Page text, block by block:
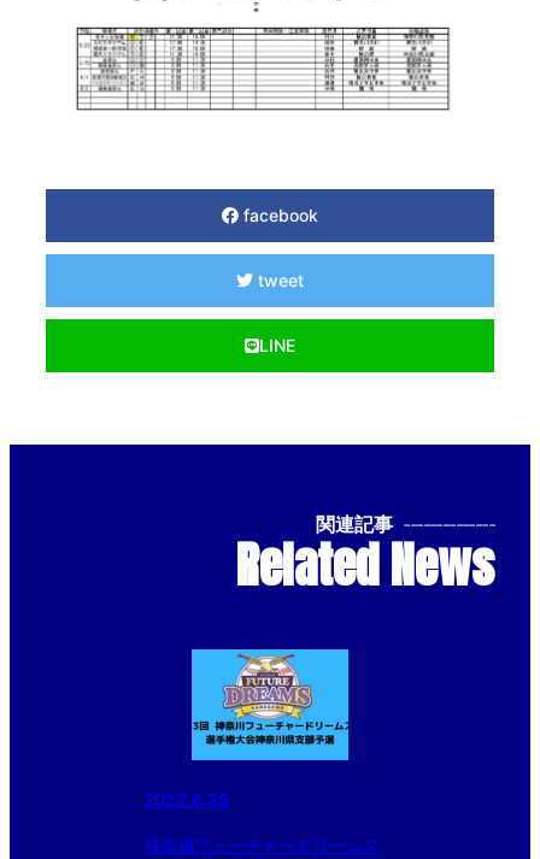
facebook
tweet
LINE
関連記事 --------------
Related News
2022.6.28
神奈川フューチャードリームス